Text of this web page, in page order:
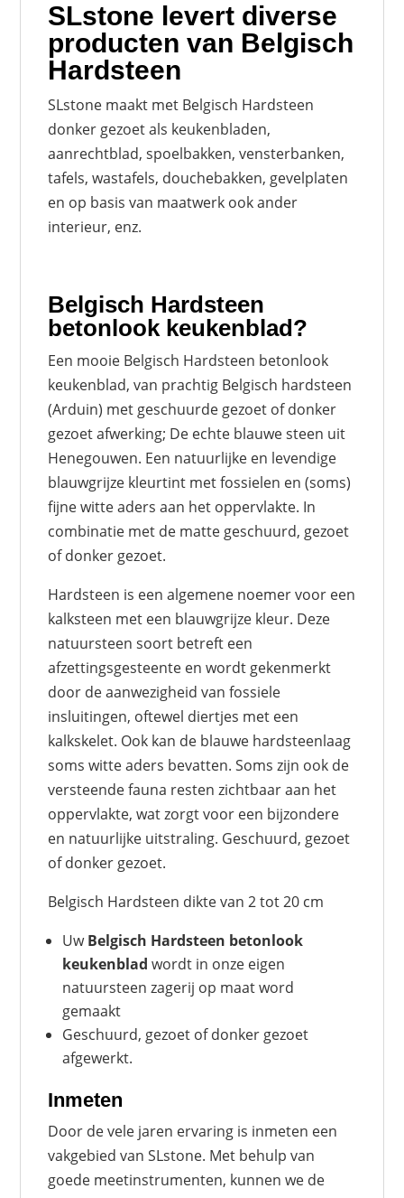
SLstone levert diverse
producten van Belgisch
Hardsteen
SLstone maakt met Belgisch Hardsteen
donker gezoet als keukenbladen,
aanrechtblad, spoelbakken, vensterbanken,
tafels, wastafels, douchebakken, gevelplaten
en op basis van maatwerk ook ander
interieur, enz.
Belgisch Hardsteen
betonlook keukenblad?
Een mooie Belgisch Hardsteen betonlook
keukenblad, van prachtig Belgisch hardsteen
(Arduin) met geschuurde gezoet of donker
gezoet afwerking; De echte blauwe steen uit
Henegouwen. Een natuurlijke en levendige
blauwgrijze kleurtint met fossielen en (soms)
fijne witte aders aan het oppervlakte. In
combinatie met de matte geschuurd, gezoet
of donker gezoet.
Hardsteen is een algemene noemer voor een
kalksteen met een blauwgrijze kleur. Deze
natuursteen soort betreft een
afzettingsgesteente en wordt gekenmerkt
door de aanwezigheid van fossiele
insluitingen, oftewel diertjes met een
kalkskelet. Ook kan de blauwe hardsteenlaag
soms witte aders bevatten. Soms zijn ook de
versteende fauna resten zichtbaar aan het
oppervlakte, wat zorgt voor een bijzondere
en natuurlijke uitstraling. Geschuurd, gezoet
of donker gezoet.
Belgisch Hardsteen dikte van 2 tot 20 cm
UwBelgisch Hardsteen betonlook
keukenbladwordt in onze eigen
natuursteen zagerij op maat word
gemaakt
Geschuurd, gezoet of donker gezoet
afgewerkt.
Inmeten
Door de vele jaren ervaring is inmeten een
vakgebied van SLstone. Met behulp van
goede meetinstrumenten, kunnen we de